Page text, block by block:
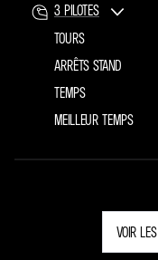
3 PILOTES
TOURS
ARRÊTS STAND
TEMPS
MEILLEUR TEMPS
VOIR